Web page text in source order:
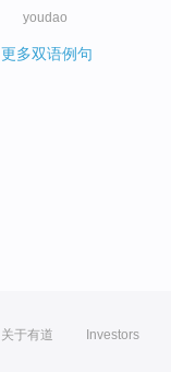
youdao
更多双语例句
关于有道 Investors